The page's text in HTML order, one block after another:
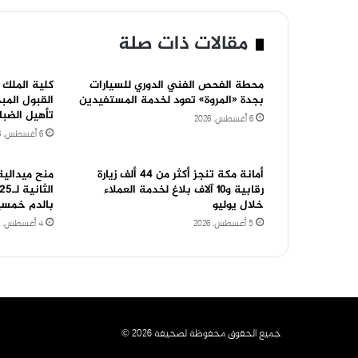
مقالات ذات صلة
محطة الفحص الفني الدوري للسيارات
بجدة «المروة» تعود لخدمة المستفيدين
6 أغسطس، 2026
كلية
القبول
تأهيل
6 أغسطس، 2026
أمانة مكة تنجز أكثر من ٤٤ ألف زيارة
رقابية و١٠ آلاف بلاغ لخدمة العملاء
خلال يوليو
5 أغسطس، 2026
منح
بالدم
4 أغسطس، 2026
جميع الحقوق محفوظة لصحيفة 2026 ©